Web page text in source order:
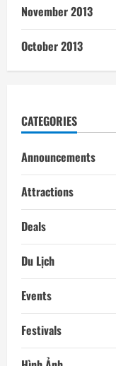
November 2013
October 2013
CATEGORIES
Announcements
Attractions
Deals
Du Lịch
Events
Festivals